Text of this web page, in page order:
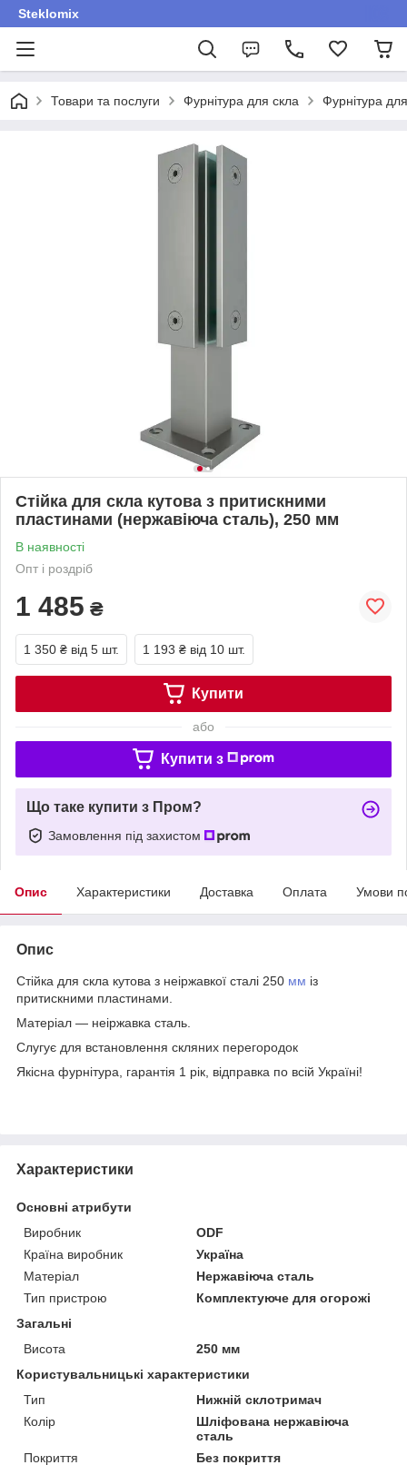
Steklomix
Товари та послуги Фурнітура для скла Фурнітура
Стійка для скла кутова з притискними
пластинами (нержавіюча сталь), 250 мм
В наявності
Опт і роздріб
1 485 ₴
1 350 ₴ від 5 шт. 1 193 ₴ від 10 шт.
Купити
або
Купити з
Що таке купити з Пром?
Замовлення під захистом
Опис Характеристики Доставка Оплата Умови
Опис
Стійка для скла кутова з неіржавкої сталі 250 мм із
притискними пластинами.
Матеріал — неіржавка сталь.
Слугує для встановлення скляних перегородок
Якісна фурнітура, гарантія 1 рік, відправка по всій Україні!
Характеристики
Основні атрибути
Виробник
ODF
Країна виробник
Україна
Матеріал
Нержавіюча сталь
Тип пристрою
Комплектуюче для огорожі
Загальні
Висота
250 мм
Користувальницькі характеристики
Тип
Нижній склотримач
Колір
Шліфована нержавіюча
сталь
Покриття
Без покриття